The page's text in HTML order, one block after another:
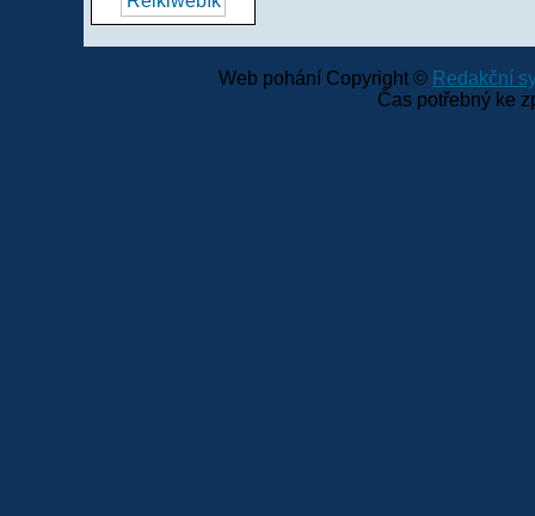
Web pohání Copyright © Redakční
Čas potřebný ke